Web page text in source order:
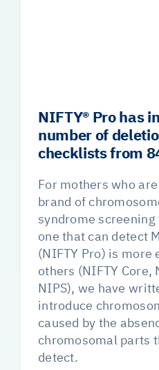
NIFTY®️ Pro has
number of
checklists from
For mothers who
brand of
syndrome
one that can detect
(NIFTY Pro) is more
others (NIFTY Core,
NIPS), we have
introduce
caused by the
chromosomal parts
detect.